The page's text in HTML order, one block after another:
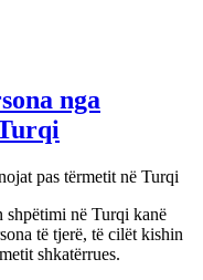
nga
shpëtimi në Turqi kanë
të tjerë, të cilët kishin
shkatërrues.